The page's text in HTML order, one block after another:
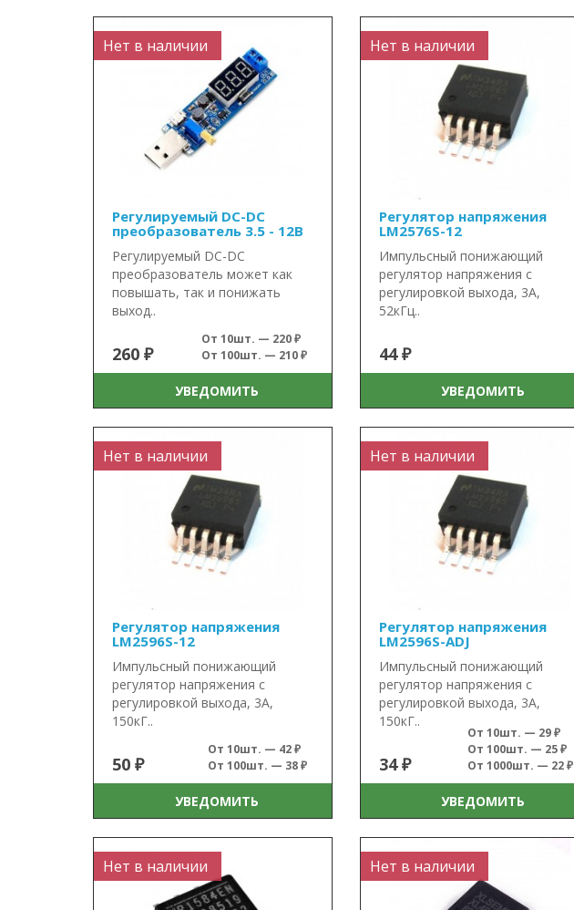
Нет в наличии
Регулируемый DC-DC
преобразователь 3.5 - 12В
Регулируемый DC-DC
преобразователь может как
повышать, так и понижать
выход..
260 ₽
От 10шт. — 220 ₽
От 100шт. — 210 ₽
УВЕДОМИТЬ
Нет в наличии
Регулятор напряжения
LM2576S-12
Импульсный понижающий
регулятор напряжения с
регулировкой выхода, 3А,
52кГц..
44 ₽
УВЕДОМИТЬ
Нет в наличии
Регулятор напряжения
LM2596S-12
Импульсный понижающий
регулятор напряжения с
регулировкой выхода, 3А,
150кГ..
50 ₽
От 10шт. — 42 ₽
От 100шт. — 38 ₽
УВЕДОМИТЬ
Нет в наличии
Регулятор напряжения
LM2596S-ADJ
Импульсный понижающий
регулятор напряжения с
регулировкой выхода, 3А,
150кГ..
34 ₽
От 10шт. — 29 ₽
От 100шт. — 25 ₽
От 1000шт. — 22 ₽
УВЕДОМИТЬ
Нет в наличии Нет в наличии